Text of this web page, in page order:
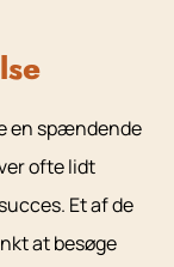
en spændende
ofte lidt
Et af de
at besøge